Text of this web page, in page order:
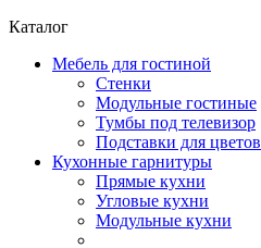
Каталог
Мебель для гостиной
Стенки
Модульные гостиные
Тумбы под телевизор
Подставки для цветов
Кухонные гарнитуры
Прямые кухни
Угловые кухни
Модульные кухни